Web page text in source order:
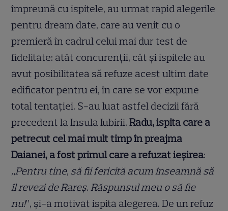
împreună cu ispitele, au urmat rapid alegerile
pentru dream date, care au venit cu o
premieră în cadrul celui mai dur test de
fidelitate: atât concurenţii, cât şi ispitele au
avut posibilitatea să refuze acest ultim date
edificator pentru ei, în care se vor expune
total tentaţiei. S-au luat astfel decizii fără
precedent la Insula Iubirii.Radu, ispita care a
petrecut cel mai mult timp în preajma
Daianei, a fost primul care a refuzat ieşirea:
„Pentru tine, să fii fericită acum înseamnă să
îl revezi de Rareş. Răspunsul meu o să fie
nu!”, şi-a motivat ispita alegerea. De un refuz